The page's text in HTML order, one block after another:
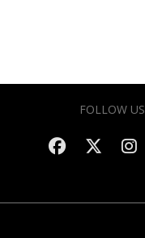
FOLLOW US